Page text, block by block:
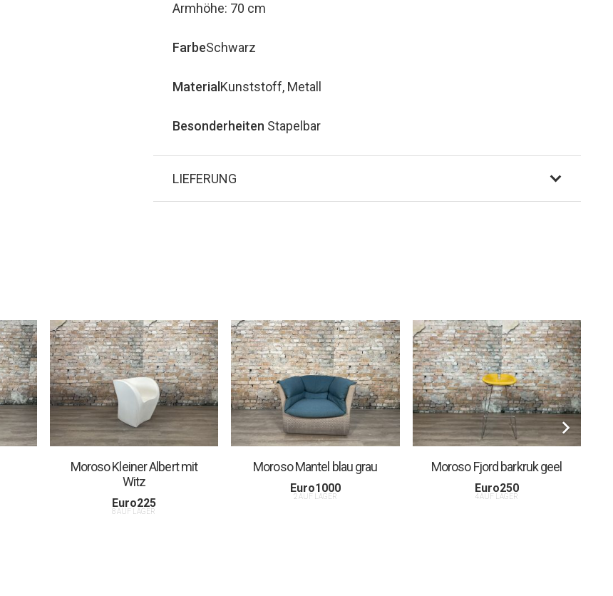
Armhöhe: 70 cm
FarbeSchwarz
Material Kunststoff, Metall
Besonderheiten Stapelbar
LIEFERUNG
Moroso Kleiner Albert mit
Witz
Euro225
8 AUF LAGER
Moroso Mantel blau grau
Euro1000
2 AUF LAGER
Moroso Fjord barkruk geel
Euro250
4 AUF LAGER